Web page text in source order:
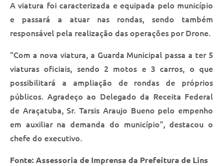
A viatura foi caracterizada e equipada pelo município
e passará a atuar nas rondas, sendo também
responsável pela realização das operações por Drone.
"Com a nova viatura, a Guarda Municipal passa a ter 5
viaturas oficiais, sendo 2 motos e 3 carros, o que
possibilitará a ampliação de rondas de próprios
públicos. Agradeço ao Delegado da Receita Federal
de Araçatuba, Sr. Tarsis Araujo Bueno pelo empenho
em auxiliar na demanda do município", destacou o
chefe do executivo.
Fonte: Assessoria de Imprensa da Prefeitura de Lins